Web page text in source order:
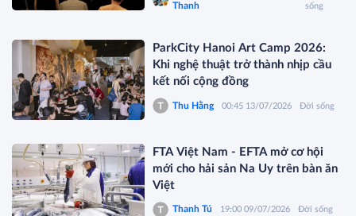
Thanh
sống
ParkCity Hanoi Art Camp 2026:
Khi nghệ thuật trở thành nhịp cầu
kết nối cộng đồng
Thu Hằng 00:45 13/07/2026 Đời sống
FTA Việt Nam - EFTA mở cơ hội
mới cho hải sản Na Uy trên bàn ăn
Việt
Thanh Tú 19:00 09/07/2026 Đời sống